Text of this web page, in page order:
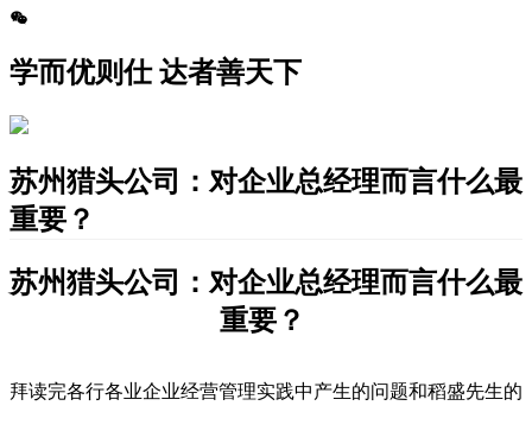
学而优则仕 达者善天下
苏州猎头公司：对企业总经理而言什么最
重要？
苏州猎头公司：对企业总经理而言什么最
重要？
拜读完各行各业企业经营管理实践中产生的问题和稻盛先生的